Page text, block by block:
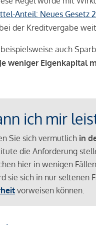
Anteil: Neues Gesetz
der Kreditvergabe
auch
Je weniger Eigenkapital
ich mir
Sie sich vermutlich in
die Anforderung
hier in wenigen
sie sich in nur seltenen
vorweisen können.